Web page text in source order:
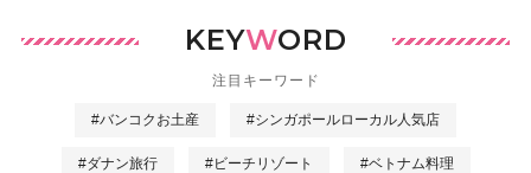
KEYWORD
注目キーワード
#バンコクお土産 #シンガポールローカル人気店
#ダナン旅行 #ビーチリゾート #ベトナム料理